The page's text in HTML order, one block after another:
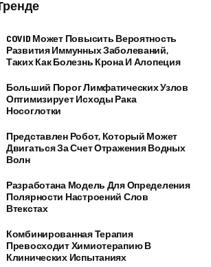
COVID Может Повысить Вероятность
Развития Иммунных Заболеваний,
Таких Как Болезнь Крона И Алопеция
Больший Порог Лимфатических Узлов
Оптимизирует Исходы Рака
Носоглотки
Представлен Робот, Который Может
Двигаться За Счет Отражения Водных
Волн
Разработана Модель Для Определения
Полярности Настроений Слов
Втекстах
Комбинированная Терапия
Превосходит Химиотерапию В
Клинических Испытаниях